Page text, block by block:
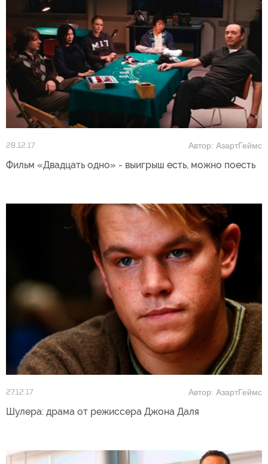
28.12.17 Автор: АзартГеймс
Фильм «Двадцать одно» - выигрыш есть, можно поесть
27.12.17 Автор: АзартГеймс
Шулера: драма от режиссера Джона Даля